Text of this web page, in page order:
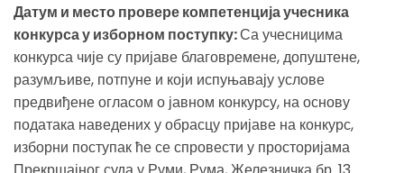
Датум и место провере компетенција учесника
конкурса у изборном поступку:Са учесницима
конкурса чије су пријаве благовремене, допуштене,
разумљиве, потпуне и који испуњавају услове
предвиђене огласом о јавном конкурсу, на основу
података наведених у обрасцу пријаве на конкурс,
изборни поступак ће се спровести у просторијама